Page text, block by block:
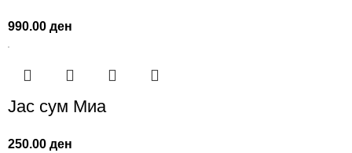
990.00ден
Јас сум Миа
250.00ден